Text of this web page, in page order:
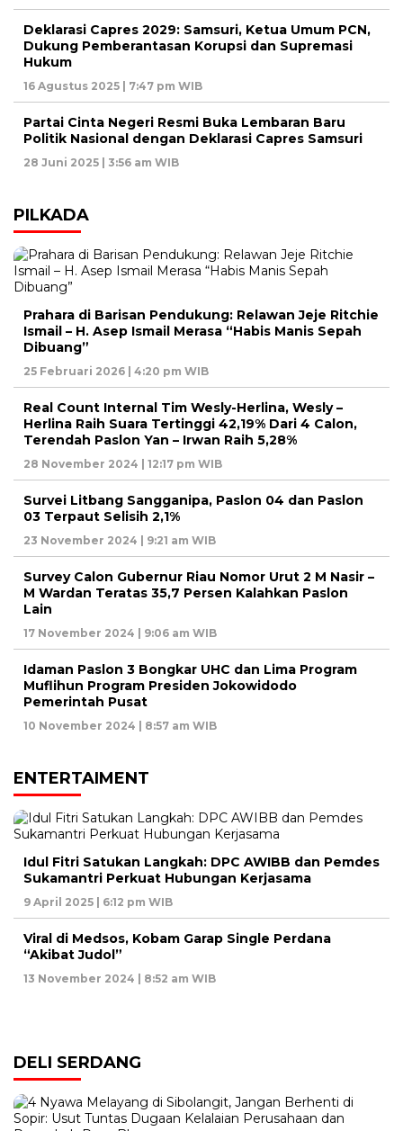
Deklarasi Capres 2029: Samsuri, Ketua Umum PCN,
Dukung Pemberantasan Korupsi dan Supremasi
Hukum
16 Agustus 2025 | 7:47 pm WIB
Partai Cinta Negeri Resmi Buka Lembaran Baru
Politik Nasional dengan Deklarasi Capres Samsuri
28 Juni 2025 | 3:56 am WIB
PILKADA
Prahara di Barisan Pendukung: Relawan Jeje Ritchie
Ismail – H. Asep Ismail Merasa “Habis Manis Sepah
Dibuang”
25 Februari 2026 | 4:20 pm WIB
Real Count Internal Tim Wesly-Herlina, Wesly –
Herlina Raih Suara Tertinggi 42,19% Dari 4 Calon,
Terendah Paslon Yan – Irwan Raih 5,28%
28 November 2024 | 12:17 pm WIB
Survei Litbang Sangganipa, Paslon 04 dan Paslon
03 Terpaut Selisih 2,1%
23 November 2024 | 9:21 am WIB
Survey Calon Gubernur Riau Nomor Urut 2 M Nasir –
M Wardan Teratas 35,7 Persen Kalahkan Paslon
Lain
17 November 2024 | 9:06 am WIB
Idaman Paslon 3 Bongkar UHC dan Lima Program
Muflihun Program Presiden Jokowidodo
Pemerintah Pusat
10 November 2024 | 8:57 am WIB
ENTERTAIMENT
Idul Fitri Satukan Langkah: DPC AWIBB dan Pemdes
Sukamantri Perkuat Hubungan Kerjasama
9 April 2025 | 6:12 pm WIB
Viral di Medsos, Kobam Garap Single Perdana
“Akibat Judol”
13 November 2024 | 8:52 am WIB
DELI SERDANG